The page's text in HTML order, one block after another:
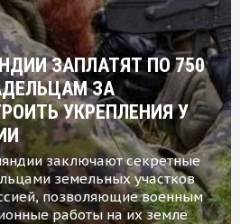
ЗАПЛАТЯТ ПО 750
ЗА
УКРЕПЛЕНИЯ У
заключают секретные
земельных участков
позволяющие военным
работы на их земле